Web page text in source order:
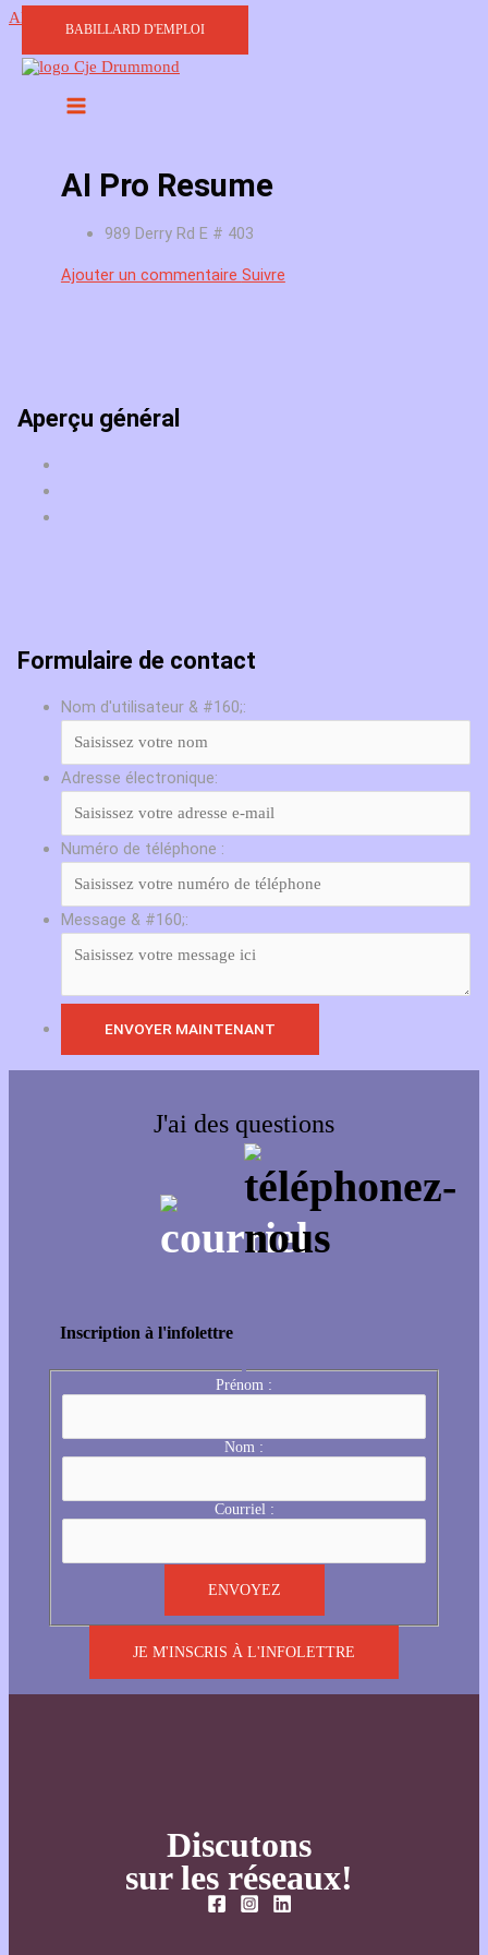
Aller au contenu
BABILLARD D'EMPLOI
AI Pro Resume
989 Derry Rd E # 403
Ajouter un commentaire Suivre
Aperçu général
Formulaire de contact
Nom d'utilisateur & #160;:
Adresse électronique:
Numéro de téléphone :
Message & #160;:
J'ai des questions
Inscription à l'infolettre
Prénom :
Nom :
Courriel :
JE M'INSCRIS À L'INFOLETTRE
Discutons
sur les réseaux!